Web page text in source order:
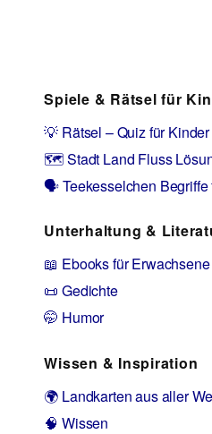
Spiele & Rätsel für
💡 Rätsel – Quiz für Kinder
🗺️ Stadt Land Fluss
🗣️ Teekesselchen Begriffe
Unterhaltung &
📖 Ebooks für Erwachsene
📜 Gedichte
🤭 Humor
Wissen & Inspiration
🌍 Landkarten aus aller
🧠 Wissen